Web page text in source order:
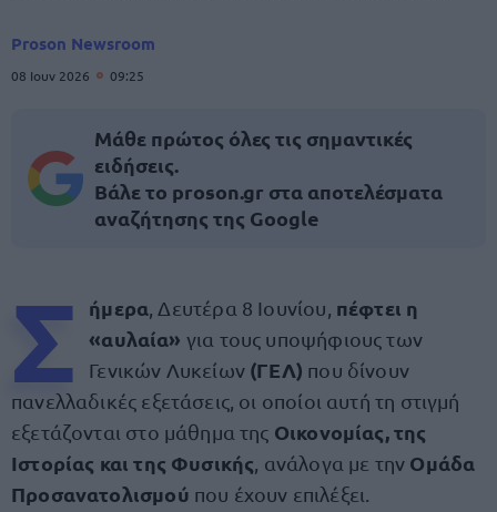
Proson Newsroom
08 Ιουν 2026 09:25
Μάθε πρώτος όλες τις σημαντικές
ειδήσεις.
Βάλε το proson.gr στα αποτελέσματα
αναζήτησης της Google
Σ ήμερα , Δευτέρα 8 Ιουνίου, πέφτει η
«αυλαία» για τους υποψήφιους των
Γενικών Λυκείων(ΓΕΛ) που δίνουν
πανελλαδικές εξετάσεις, οι οποίοι αυτή τη στιγμή
εξετάζονται στο μάθημα της Οικονομίας, της
Ιστορίας και της Φυσικής , ανάλογα με την Ομάδα
Προσανατολισμού που έχουν επιλέξει.